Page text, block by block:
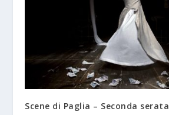
Scene di Paglia – Seconda serata